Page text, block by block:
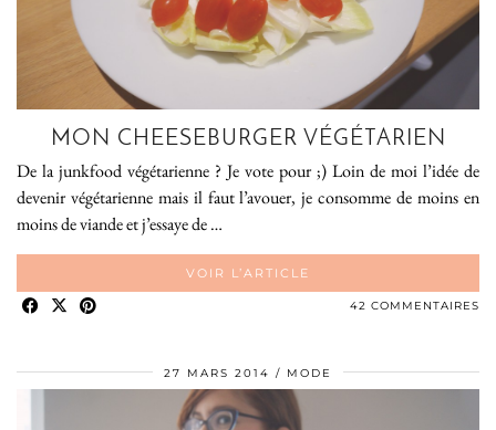
MON CHEESEBURGER VÉGÉTARIEN
De la junkfood végétarienne ? Je vote pour ;) Loin de moi l’idée de
devenir végétarienne mais il faut l’avouer, je consomme de moins en
moins de viande et j’essaye de …
VOIR L’ARTICLE
42 COMMENTAIRES
27 MARS 2014 MODE